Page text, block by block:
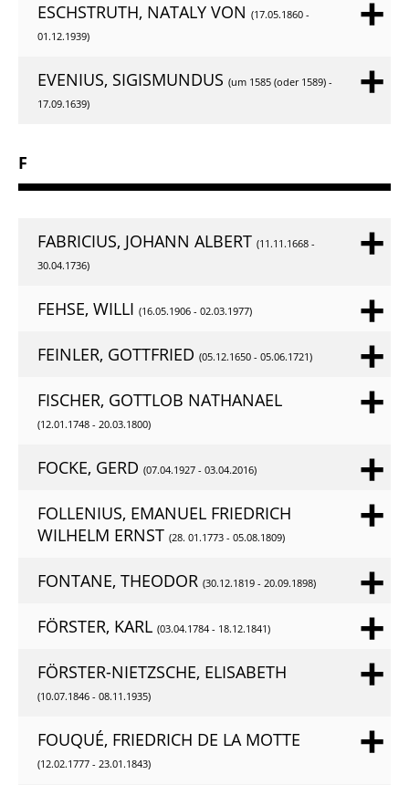
ESCHSTRUTH, NATALY VON (17.05.1860 -
01.12.1939)
EVENIUS, SIGISMUNDUS (um 1585 (oder 1589) -
17.09.1639)
F
FABRICIUS, JOHANN ALBERT (11.11.1668 -
30.04.1736)
FEHSE, WILLI (16.05.1906 - 02.03.1977)
FEINLER, GOTTFRIED (05.12.1650 - 05.06.1721)
FISCHER, GOTTLOB NATHANAEL
(12.01.1748 - 20.03.1800)
FOCKE, GERD (07.04.1927 - 03.04.2016)
FOLLENIUS, EMANUEL FRIEDRICH
WILHELM ERNST (28. 01.1773 - 05.08.1809)
FONTANE, THEODOR (30.12.1819 - 20.09.1898)
FÖRSTER, KARL (03.04.1784 - 18.12.1841)
FÖRSTER-NIETZSCHE, ELISABETH
(10.07.1846 - 08.11.1935)
FOUQUÉ, FRIEDRICH DE LA MOTTE
(12.02.1777 - 23.01.1843)